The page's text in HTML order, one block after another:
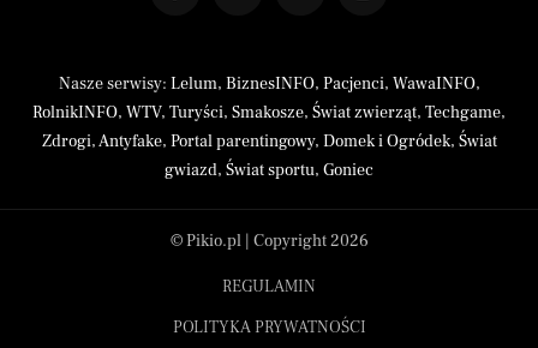
Nasze serwisy: Lelum, BiznesINFO, Pacjenci, WawaINFO,
RolnikINFO, WTV, Turyści, Smakosze, Świat zwierząt, Techgame,
Zdrogi,Antyfake, Portal parentingowy, Domek i Ogródek, Świat
gwiazd, Świat sportu, Goniec
© Pikio.pl | Copyright 2026
REGULAMIN
POLITYKA PRYWATNOŚCI